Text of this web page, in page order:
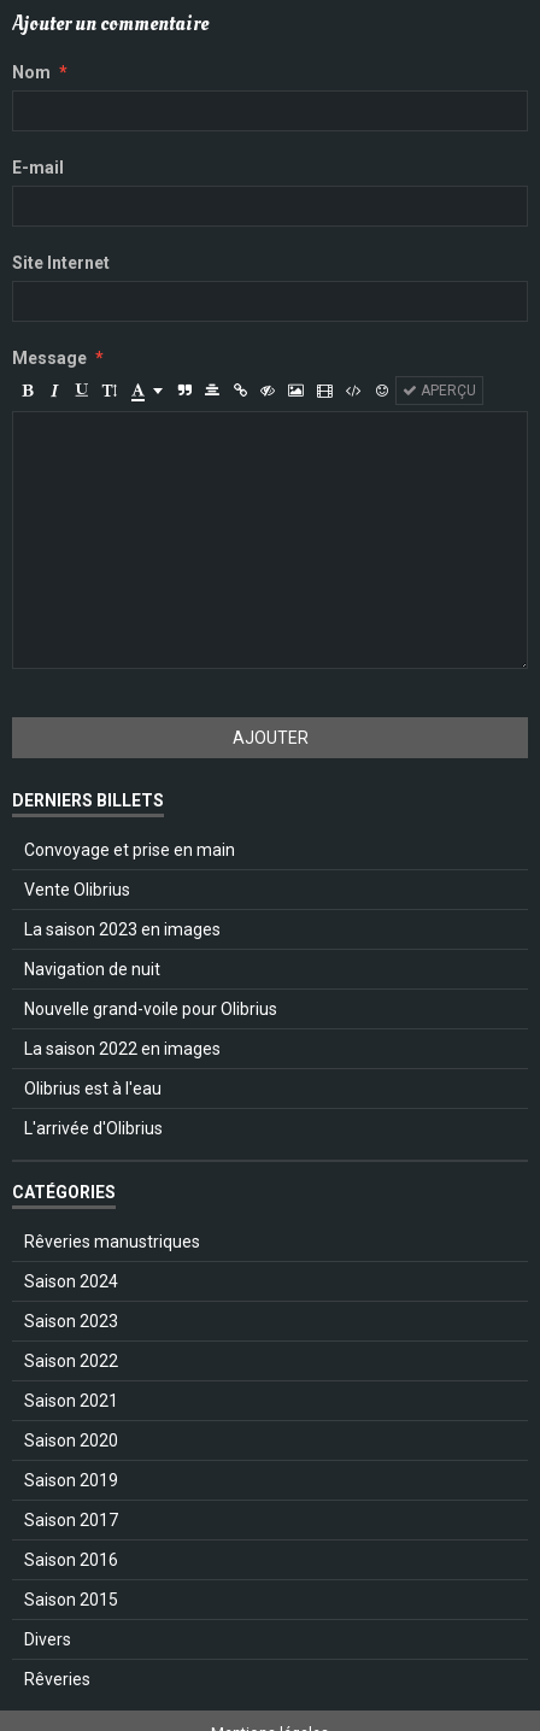
Ajouter un commentaire
Nom
E-mail
Site Internet
Message
APERÇU
AJOUTER
DERNIERS BILLETS
Convoyage et prise en main
Vente Olibrius
La saison 2023 en images
Navigation de nuit
Nouvelle grand-voile pour Olibrius
La saison 2022 en images
Olibrius est à l'eau
L'arrivée d'Olibrius
CATÉGORIES
Rêveries manustriques
Saison 2024
Saison 2023
Saison 2022
Saison 2021
Saison 2020
Saison 2019
Saison 2017
Saison 2016
Saison 2015
Divers
Rêveries